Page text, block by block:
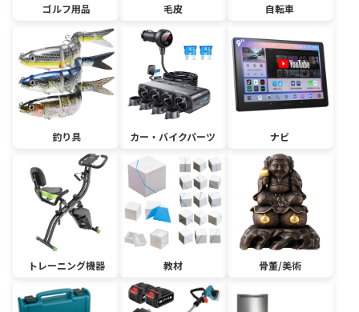
ゴルフ用品 毛皮 自転車
釣り具 カー・バイクパーツ ナビ
トレーニング機器 教材 骨董/美術